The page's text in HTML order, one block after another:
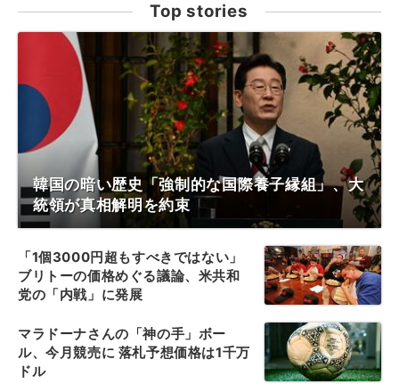
Top stories
韓国の暗い歴史「強制的な国際養子縁組」、大
統領が真相解明を約束
「1個3000円超もすべきではない」
ブリトーの価格めぐる議論、米共和
党の「内戦」に発展
マラドーナさんの「神の手」ボー
ル、今月競売に 落札予想価格は1千万
ドル